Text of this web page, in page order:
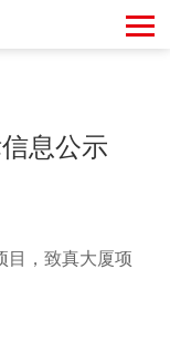
息公示
目，致真大厦项